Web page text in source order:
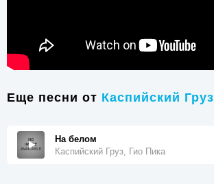
Еще песни от Каспийский Груз
На белом
Каспийский Груз, Гио Пика